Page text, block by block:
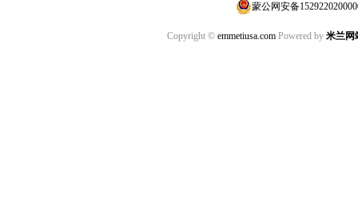
蒙公网安备
Copyright © emmetiusa.comPowered by 米兰网